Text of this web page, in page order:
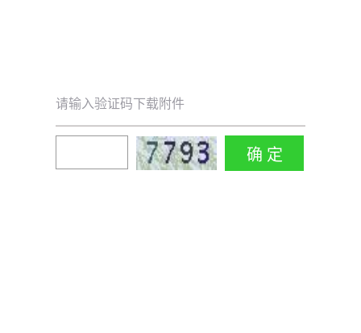
请输入验证码下载附件